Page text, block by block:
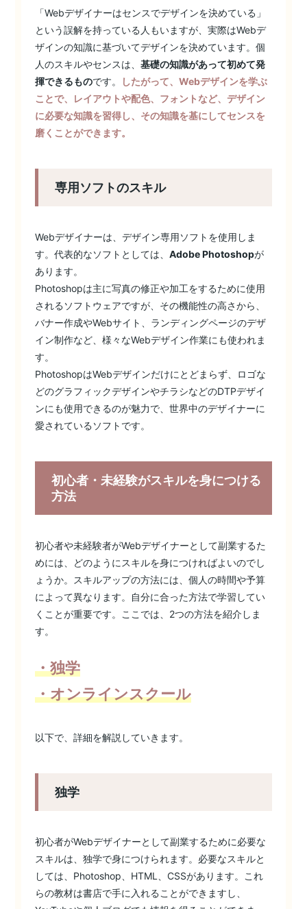
「Webデザイナーはセンスでデザインを決めている」
という誤解を持っている人もいますが、実際はWebデ
ザインの知識に基づいてデザインを決めています。個
人のスキルやセンスは、 基礎の知識があって初めて発
揮できるものです。
したがって、Webデザインを学ぶ
ことで、レイアウトや配色、フォントなど、デザイン
に必要な知識を習得し、その知識を基にしてセンスを
磨くことができます。
専用ソフトのスキル
Webデザイナーは、デザイン専用ソフトを使用しま
す。代表的なソフトとしては、 Adobe Photoshopが
あります。
Photoshopは主に写真の修正や加工をするために使用
されるソフトウェアですが、その機能性の高さから、
バナー作成やWebサイト、ランディングページのデザ
イン制作など、様々なWebデザイン作業にも使われま
す。
PhotoshopはWebデザインだけにとどまらず、ロゴな
どのグラフィックデザインやチラシなどのDTPデザイ
ンにも使用できるのが魅力で、世界中のデザイナーに
愛されているソフトです。
初心者・未経験がスキルを身につける
方法
初心者や未経験者がWebデザイナーとして副業するた
めには、どのようにスキルを身につければよいのでし
ょうか。スキルアップの方法には、個人の時間や予算
によって異なります。自分に合った方法で学習してい
くことが重要です。ここでは、2つの方法を紹介しま
す。
・独学
・オンラインスクール
以下で、詳細を解説していきます。
独学
初心者がWebデザイナーとして副業するために必要な
スキルは、独学で身につけられます。必要なスキルと
しては、Photoshop、HTML、CSSがあります。これ
らの教材は書店で手に入れることができますし、